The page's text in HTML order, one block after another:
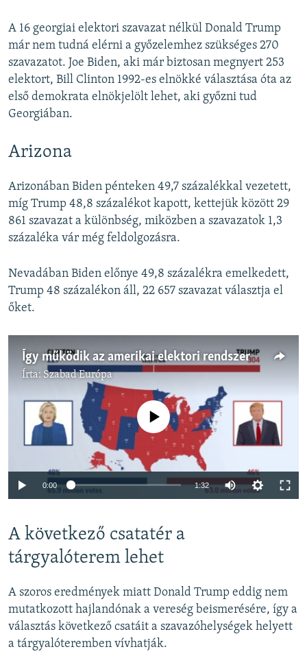
A 16 georgiai elektori szavazat nélkül Donald Trump
már nem tudná elérni a győzelemhez szükséges 270
szavazatot. Joe Biden, aki már biztosan megnyert 253
elektort, Bill Clinton 1992-es elnökké választása óta az
első demokrata elnökjelölt lehet, aki győzni tud
Georgiában.
Arizona
Arizonában Biden pénteken 49,7 százalékkal vezetett,
míg Trump 48,8 százalékot kapott, kettejük között 29
861 szavazat a különbség, miközben a szavazatok 1,3
százaléka vár még feldolgozásra.
Nevadában Biden előnye 49,8 százalékra emelkedett,
Trump 48 százalékon áll, 22 657 szavazat választja el
őket.
Így működik az amerikai elektori rendszer
Írta: Szabad Európa
Auto 240p
720p 1080p
Jelenleg nincs elérhető tartalom
0:00 1:32
1080p
A következő csatatér a
tárgyalóterem lehet
A szoros eredmények miatt Donald Trump eddig nem
mutatkozott hajlandónak a vereség beismerésére, így a
választás következő csatáit a szavazóhelységek helyett
a tárgyalóteremben vívhatják.